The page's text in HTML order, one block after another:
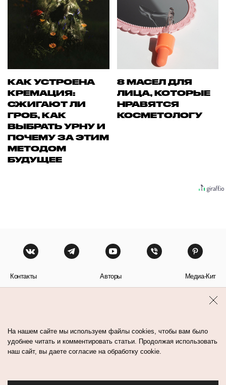
КАК УСТРОЕНА
КРЕМАЦИЯ:
СЖИГАЮТ ЛИ
ГРОБ, КАК
ВЫБРАТЬ УРНУ И
ПОЧЕМУ ЗА ЭТИМ
МЕТОДОМ
БУДУЩЕЕ
8 МАСЕЛ ДЛЯ
ЛИЦА, КОТОРЫЕ
НРАВЯТСЯ
КОСМЕТОЛОГУ
Контакты Авторы Медиа-Кит
На нашем сайте мы используем файлы cookies, чтобы вам было
удобнее читать и комментировать статьи. Продолжая использовать
наш сайт, вы даете согласие на обработку cookie.